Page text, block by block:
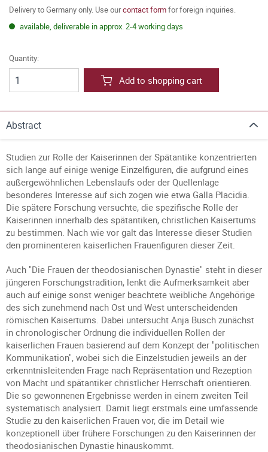
Delivery to Germany only. Use ourcontact formfor foreign inquiries.
available, deliverable in approx. 2-4 working days
Quantity:
Add to shopping cart
Abstract
Studien zur Rolle der Kaiserinnen der Spätantike konzentrierten
sich lange auf einige wenige Einzelfiguren, die aufgrund eines
außergewöhnlichen Lebenslaufs oder der Quellenlage
besonderes Interesse auf sich zogen wie etwa Galla Placidia.
Die spätere Forschung versuchte, die spezifische Rolle der
Kaiserinnen innerhalb des spätantiken, christlichen Kaisertums
zu bestimmen. Nach wie vor galt das Interesse dieser Studien
den prominenteren kaiserlichen Frauenfiguren dieser Zeit.
Auch "Die Frauen der theodosianischen Dynastie" steht in dieser
jüngeren Forschungstradition, lenkt die Aufmerksamkeit aber
auch auf einige sonst weniger beachtete weibliche Angehörige
des sich zunehmend nach Ost und West unterscheidenden
römischen Kaisertums. Dabei untersucht Anja Busch zunächst
in chronologischer Ordnung die individuellen Rollen der
kaiserlichen Frauen basierend auf dem Konzept der "politischen
Kommunikation", wobei sich die Einzelstudien jeweils an der
erkenntnisleitenden Frage nach Repräsentation und Rezeption
von Macht und spätantiker christlicher Herrschaft orientieren.
Die so gewonnenen Ergebnisse werden in einem zweiten Teil
systematisch analysiert. Damit liegt erstmals eine umfassende
Studie zu den kaiserlichen Frauen vor, die im Detail wie
konzeptionell über frühere Forschungen zu den Kaiserinnen der
theodosianischen Dynastie hinauskommt.